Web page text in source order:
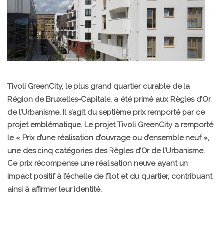
Tivoli GreenCity, le plus grand quartier durable de la
Région de Bruxelles-Capitale, a été primé aux Règles d’Or
de l’Urbanisme. Il s’agit du septième prix remporté par ce
projet emblématique. Le projet Tivoli GreenCity a remporté
le « Prix d’une réalisation d’ouvrage ou d’ensemble neuf »,
une des cinq catégories des Règles d’Or de l’Urbanisme.
Ce prix récompense une réalisation neuve ayant un
impact positif à l’échelle de l’îlot et du quartier, contribuant
ainsi à affirmer leur identité.